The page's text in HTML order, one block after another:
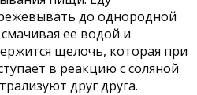
до однородной
ее водой и
щелочь, которая при
в реакцию с соляной
друг друга.